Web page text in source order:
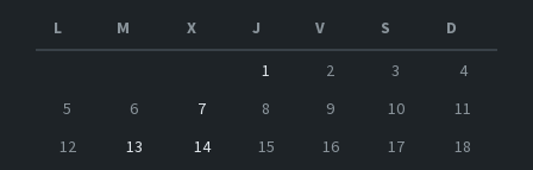
L
M X J V S
D
1
2 3
4
5
6 7 8 9 10
11
12
13 14 15 16 17
18